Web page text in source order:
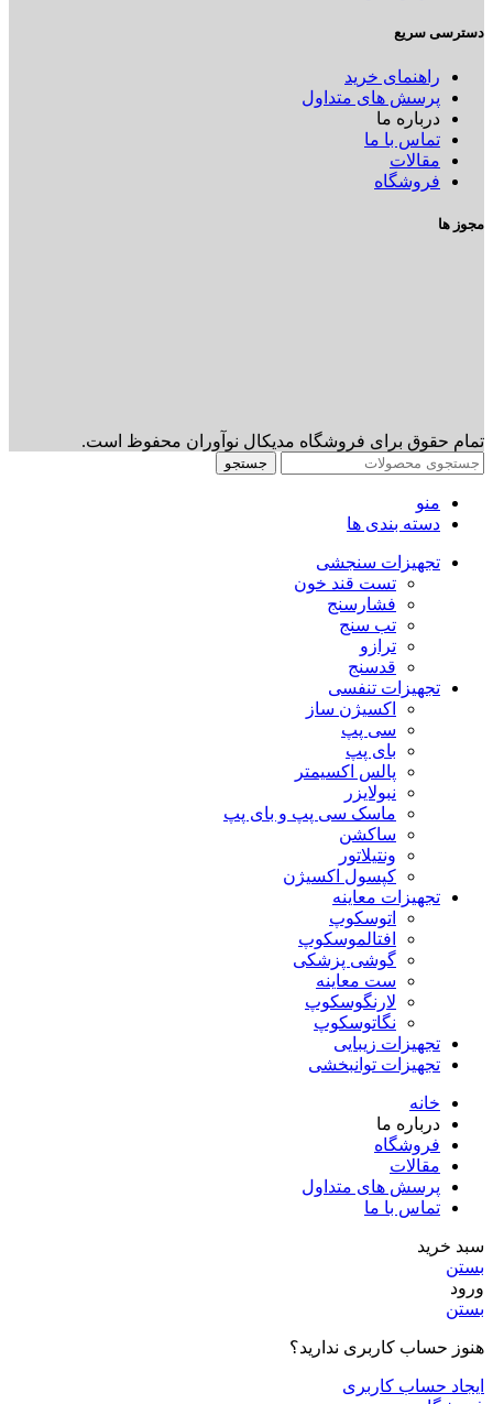
دسترسی سریع
راهنمای خرید
پرسش های متداول
درباره ما
تماس با ما
مقالات
فروشگاه
مجوز ها
تمام حقوق برای فروشگاه مدیکال نوآوران محفوظ است.
جستجو
منو
دسته بندی ها
تجهیزات سنجشی
تست قند خون
فشارسنج
تب سنج
ترازو
قدسنج
تجهیزات تنفسی
اکسیژن ساز
سی پپ
بای پپ
پالس اکسیمتر
نبولایزر
ماسک سی پپ و بای پپ
ساکشن
ونتیلاتور
کپسول اکسیژن
تجهیزات معاینه
اتوسکوپ
افتالموسکوپ
گوشی پزشکی
ست معاینه
لارنگوسکوپ
نگاتوسکوپ
تجهیزات زیبایی
تجهیزات توانبخشی
خانه
درباره ما
فروشگاه
مقالات
پرسش های متداول
تماس با ما
سبد خرید
بستن
ورود
بستن
هنوز حساب کاربری ندارید؟
ایجاد حساب کاربری